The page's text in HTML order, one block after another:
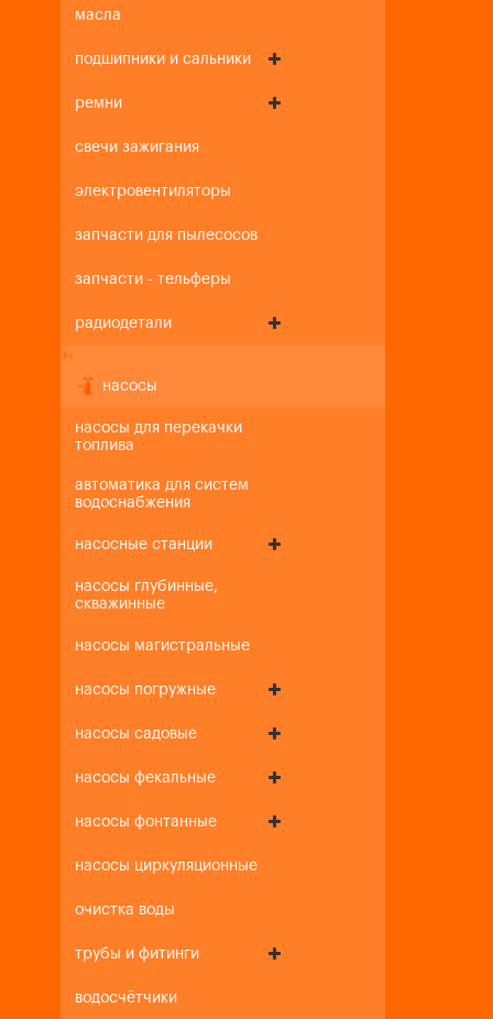
масла
подшипники и сальники
ремни
свечи зажигания
электровентиляторы
запчасти для пылесосов
запчасти - тельферы
радиодетали
+-
насосы
насосы для перекачки
топлива
автоматика для систем
водоснабжения
насосные станции
насосы глубинные,
скважинные
насосы магистральные
насосы погружные
насосы садовые
насосы фекальные
насосы фонтанные
насосы циркуляционные
очистка воды
трубы и фитинги
водосчётчики